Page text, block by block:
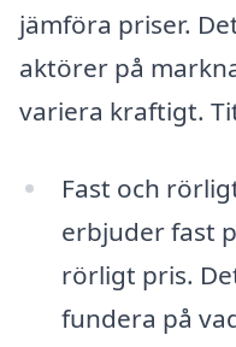
jämföra priser.
aktörer på
variera kraftigt.
Fast och
erbjuder fast
rörligt pris.
fundera på